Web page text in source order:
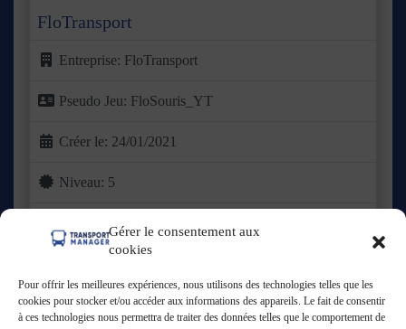
Gérer le consentement aux
cookies
Pour offrir les meilleures expériences, nous utilisons des technologies telles que les
cookies pour stocker et/ou accéder aux informations des appareils. Le fait de consentir
à ces technologies nous permettra de traiter des données telles que le comportement de
FloTransport
Entreprise: FloTransport
Pseudo Jeu: FloSouris_YT
Créer le: 24/01/2021
Niveau: 5
Entreprises
Basée dans le Valenciennois, FloTransport a vu le jour en
plus ...